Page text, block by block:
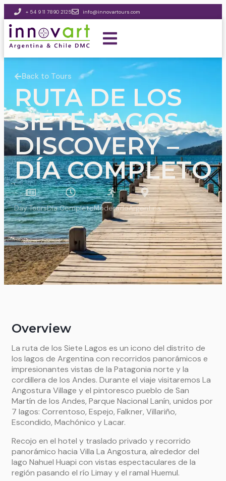
+ 54 9 11 7890 2125 info@innovartours.com
Back to Tours
RUTA DE LOS
SIETE LAGOS
DISCOVERY –
DÍA COMPLETO
Day ToursDía CompletoModeradoArgentina
Overview
La ruta de los Siete Lagos es un icono del distrito de
los lagos de Argentina con recorridos panorámicos e
impresionantes vistas de la Patagonia norte y la
cordillera de los Andes. Durante el viaje visitaremos La
Angostura Village y el pintoresco pueblo de San
Martín de los Andes, Parque Nacional Lanín, unidos por
7 lagos: Correntoso, Espejo, Falkner, Villariño,
Escondido, Machónico y Lacar.
Recojo en el hotel y traslado privado y recorrido
panorámico hacia Villa La Angostura, alrededor del
lago Nahuel Huapi con vistas espectaculares de la
región pasando el río Limay y el ramal Huemul.